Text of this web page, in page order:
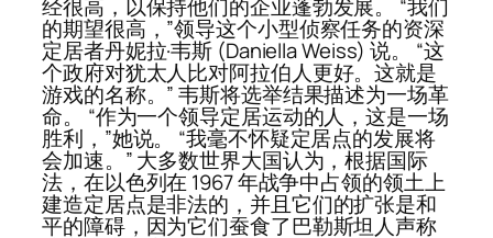
经很高，以保持他们的企业蓬勃发展。 “我们
的期望很高，”领导这个小型侦察任务的资深
定居者丹妮拉·韦斯 (Daniella Weiss) 说。 “这
个政府对犹太人比对阿拉伯人更好。这就是
游戏的名称。” 韦斯将选举结果描述为一场革
命。 “作为一个领导定居运动的人，这是一场
胜利，”她说。 “我毫不怀疑定居点的发展将
会加速。” 大多数世界大国认为，根据国际
法，在以色列在 1967 年战争中占领的领土上
建造定居点是非法的，并且它们的扩张是和
平的障碍，因为它们蚕食了巴勒斯坦人声称